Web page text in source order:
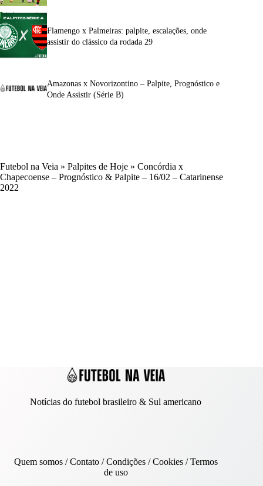
Flamengo x Palmeiras: palpite, escalações, onde
assistir do clássico da rodada 29
Amazonas x Novorizontino – Palpite, Prognóstico e
Onde Assistir (Série B)
Futebol na Veia » Palpites de Hoje » Concórdia x
Chapecoense – Prognóstico & Palpite – 16/02 – Catarinense
2022
Notícias do futebol brasileiro & Sul americano
Quem somos/Contato/ Condições /Cookies/Termos
de uso